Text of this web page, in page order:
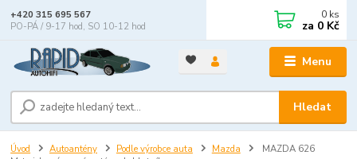
Menu
Hledat
+420 315 695 567
PO-PÁ / 9-17 hod, SO 10-12 hod
0 ks
za 0 Kč
Úvod Autoantény Podle výrobce auta Mazda
MAZDA 626